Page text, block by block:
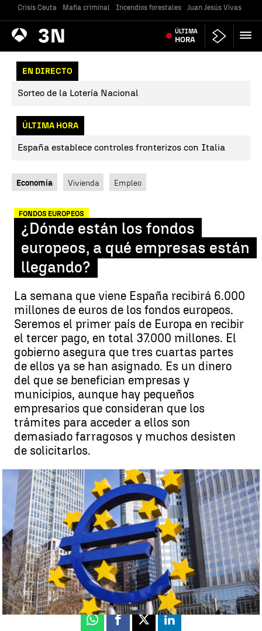
Crisis Ceuta Mafia criminal Incendios forestales Juan Jesús Vivas
Antena
3 Noticias ÚLTIMA
HORA
EN DIRECTO
Sorteo de la Lotería Nacional
ÚLTIMA HORA
España establece controles fronterizos con Italia
Economía Vivienda Empleo
FONDOS EUROPEOS
¿Dónde están los fondos
europeos, a qué empresas están
llegando?
La semana que viene España recibirá 6.000
millones de euros de los fondos europeos.
Seremos el primer país de Europa en recibir
el tercer pago, en total 37.000 millones. El
gobierno asegura que tres cuartas partes
de ellos ya se han asignado. Es un dinero
del que se benefician empresas y
municipios, aunque hay pequeños
empresarios que consideran que los
trámites para acceder a ellos son
demasiado farragosos y muchos desisten
de solicitarlos.
Los fondos europeos están llegando pero muchos pequeños
empresarios se quejan de que solicitarlos es complicado |EFE
Teo Ibernón
Publicado:24 de marzo de 2023, 07:34
Whatsapp
Facebook
X Linkedin